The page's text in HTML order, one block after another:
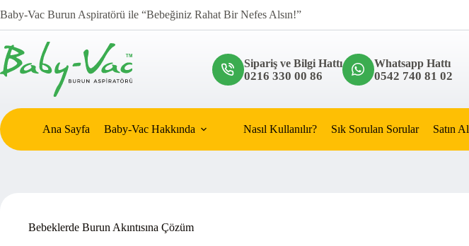
to
content
Baby-Vac Burun Aspiratörü ile “Bebeğiniz Rahat Bir Nefes Alsın!”
Sipariş ve Bilgi Hattı
0216 330 00 86
Whatsapp Hattı
0542 740 81 02
Ana Sayfa Baby-Vac Hakkında Nasıl Kullanılır? Sık Sorulan Sorular Satın Al
Bebeklerde Burun Akıntısına Çözüm